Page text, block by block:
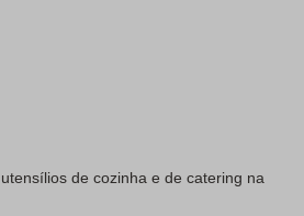
de cozinha e de catering na